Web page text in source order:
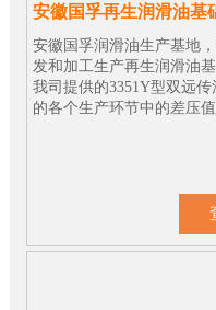
安徽国孚再生润滑油基
安徽国孚润滑油生产基地
发和加工生产再生润滑油基
我司提供的3351Y型双远
的各个生产环节中的差压